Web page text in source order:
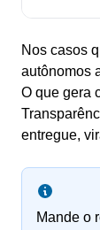
Nos casos
autônomos
O que gera
entregue,
Mande o